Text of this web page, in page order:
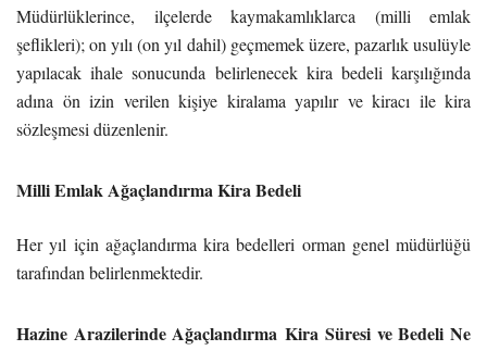
Müdürlüklerince, ilçelerde kaymakamlıklarca (milli emlak
şeflikleri); on yılı (on yıl dahil) geçmemek üzere, pazarlık usulüyle
yapılacak ihale sonucunda belirlenecek kira bedeli karşılığında
adına ön izin verilen kişiye kiralama yapılır ve kiracı ile kira
sözleşmesi düzenlenir.
Milli Emlak Ağaçlandırma Kira Bedeli
Her yıl için ağaçlandırma kira bedelleri orman genel müdürlüğü
tarafından belirlenmektedir.
Hazine Arazilerinde Ağaçlandırma Kira Süresi ve Bedeli Ne